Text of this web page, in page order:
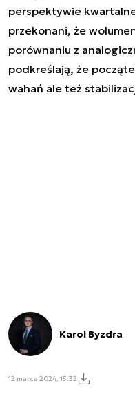
perspektywie
przekonani, że
porównaniu z
podkreślają, że
wahań ale też
Karol Byzdra
12 marca 2024, 15:32